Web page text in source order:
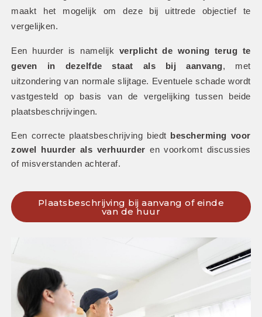
maakt het mogelijk om deze bij uittrede objectief te
vergelijken.
Een huurder is namelijk verplicht de woning terug te
geven in dezelfde staat als bij aanvang, met
uitzondering van normale slijtage. Eventuele schade wordt
vastgesteld op basis van de vergelijking tussen beide
plaatsbeschrijvingen.
Een correcte plaatsbeschrijving biedt
bescherming voor
zowel huurder als verhuurder en voorkomt discussies
of misverstanden achteraf.
Plaatsbeschrijving bij aanvang of einde
van de huur